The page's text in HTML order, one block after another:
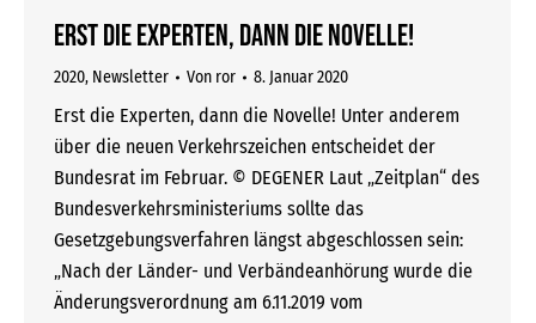
Erst die Experten, dann die Novelle!
2020, Newsletter Von ror 8. Januar 2020
Erst die Experten, dann die Novelle! Unter anderem
über die neuen Verkehrszeichen entscheidet der
Bundesrat im Februar. © DEGENER Laut „Zeitplan“ des
Bundesverkehrsministeriums sollte das
Gesetzgebungsverfahren längst abgeschlossen sein:
„Nach der Länder- und Verbändeanhörung wurde die
Änderungsverordnung am 6.11.2019 vom